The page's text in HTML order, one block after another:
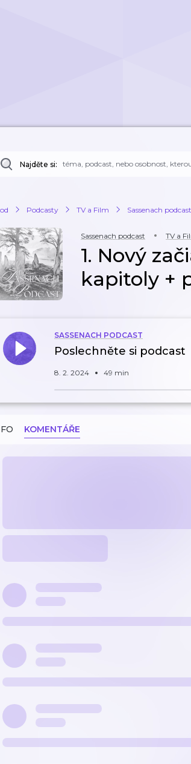
Najděte si:
Podcasty TV a Film Sassenach podcast
Sassenach podcast TV a
1. Nový
kapitoly +
SASSENACH PODCAST
Poslechněte si podcast
8. 2. 2024 49 min
KOMENTÁŘE